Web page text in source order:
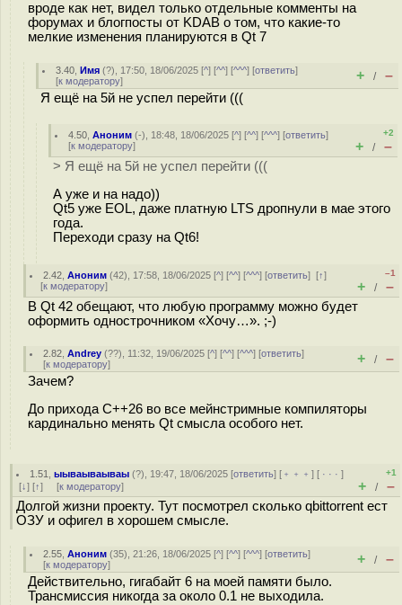
вроде как нет, видел только отдельные комменты на
форумах и блогпосты от KDAB о том, что какие-то
мелкие изменения планируются в Qt 7
3.40 ,Имя (?), 17:50, 18/06/2025 [^] [^^] [^^^] [ответить]
[к модератору] + / –
Я ещё на 5й не успел перейти (((
4.50 ,Аноним (-), 18:48, 18/06/2025 [^] [^^] [^^^] [ответить]
[к модератору]
+2
+ / –
> Я ещё на 5й не успел перейти (((
А уже и на надо))
Qt5 уже EOL, даже платную LTS дропнули в мае этого
года.
Переходи сразу на Qt6!
2.42 ,Аноним (42), 17:58, 18/06/2025 [^] [^^] [^^^] [ответить][↑]
[к модератору]
–1
+ / –
В Qt 42 обещают, что любую программу можно будет
оформить однострочником «Хочу…». ;-)
2.82 ,Andrey (??), 11:32, 19/06/2025 [^] [^^] [^^^] [ответить]
[к модератору] + / –
Зачем?
До прихода C++26 во все мейнстримные компиляторы
кардинально менять Qt смысла особого нет.
1.51 ,ыываываываы (?), 19:47, 18/06/2025 [ответить] [ ﹢﹢﹢] [ · · ·]
[↓] [↑] [к модератору]
+1
+ / –
Долгой жизни проекту. Тут посмотрел сколько qbittorrent ест
ОЗУ и офигел в хорошем смысле.
2.55 ,Аноним (35), 21:26, 18/06/2025 [^] [^^] [^^^] [ответить]
[к модератору] + / –
Действительно, гигабайт 6 на моей памяти было.
Трансмиссия никогда за около 0.1 не выходила.